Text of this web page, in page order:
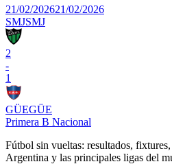
21/02/202621/02/2026
SMJSMJ
2
-
1
GÜEGÜE
Primera B Nacional
Fútbol sin vueltas: resultados,
Argentina y las principales ligas del